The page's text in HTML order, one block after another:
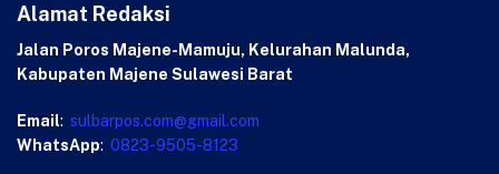
Alamat Redaksi
Jalan Poros Majene-Mamuju, Kelurahan Malunda,
Kabupaten Majene Sulawesi Barat
Email: sulbarpos.com@gmail.com
WhatsApp: 0823-9505-8123